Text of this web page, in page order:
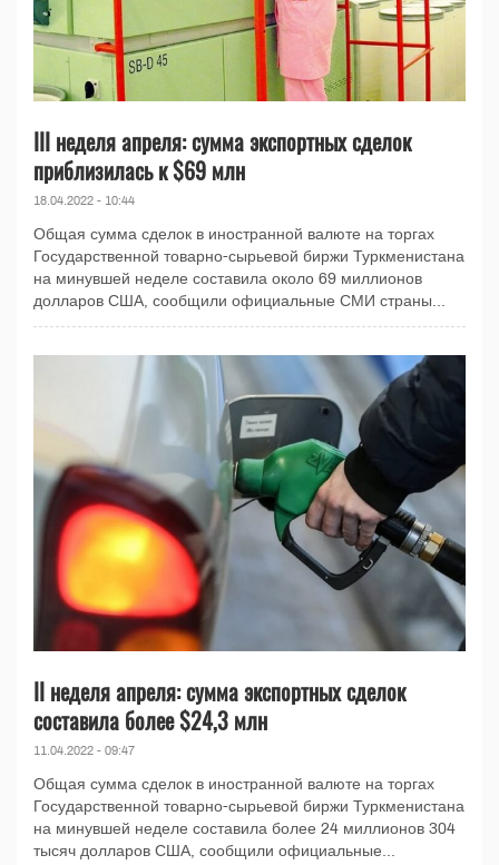
III неделя апреля: сумма экспортных сделок
приблизилась к $69 млн
18.04.2022 - 10:44
Общая сумма сделок в иностранной валюте на торгах
Государственной товарно-сырьевой биржи Туркменистана
на минувшей неделе составила около 69 миллионов
долларов США, сообщили официальные СМИ страны...
II неделя апреля: сумма экспортных сделок
составила более $24,3 млн
11.04.2022 - 09:47
Общая сумма сделок в иностранной валюте на торгах
Государственной товарно-сырьевой биржи Туркменистана
на минувшей неделе составила более 24 миллионов 304
тысяч долларов США, сообщили официальные...